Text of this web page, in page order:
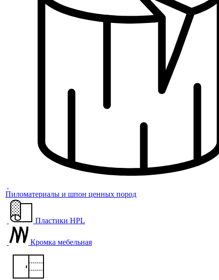
Пиломатериалы и шпон ценных пород
Пластики HPL
Кромка мебельная